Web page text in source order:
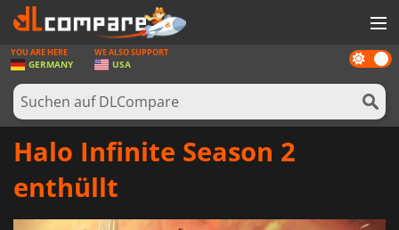
SPIELE
SPIEL KARTEN
SOFTWARE
Dark
mode
YOU ARE HERE
GERMANY
WE ALSO SUPPORT
USA
Halo Infinite Season 2
enthüllt